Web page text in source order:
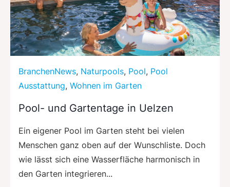
BranchenNews, Naturpools, Pool, Pool
Ausstattung, Wohnen im Garten
Pool- und Gartentage in Uelzen
Ein eigener Pool im Garten steht bei vielen
Menschen ganz oben auf der Wunschliste. Doch
wie lässt sich eine Wasserfläche harmonisch in
den Garten integrieren...